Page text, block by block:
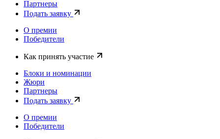
Партнеры
Подать заявку
О премии
Победители
Как принять участие
Блоки и номинации
Жюри
Партнеры
Подать заявку
О премии
Победители